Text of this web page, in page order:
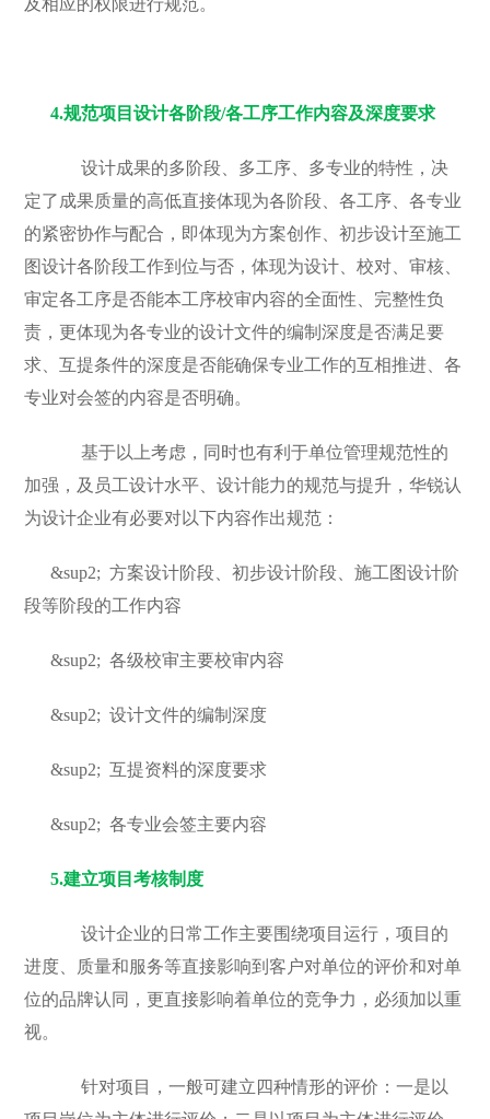
及相应的权限进行规范。
4.规范项目设计各阶段/各工序工作内容及深度要求
设计成果的多阶段、多工序、多专业的特性，决
定了成果质量的高低直接体现为各阶段、各工序、各专业
的紧密协作与配合，即体现为方案创作、初步设计至施工
图设计各阶段工作到位与否，体现为设计、校对、审核、
审定各工序是否能本工序校审内容的全面性、完整性负
责，更体现为各专业的设计文件的编制深度是否满足要
求、互提条件的深度是否能确保专业工作的互相推进、各
专业对会签的内容是否明确。
基于以上考虑，同时也有利于单位管理规范性的
加强，及员工设计水平、设计能力的规范与提升，华锐认
为设计企业有必要对以下内容作出规范：
&sup2;方案设计阶段、初步设计阶段、施工图设计阶
段等阶段的工作内容
&sup2;各级校审主要校审内容
&sup2;设计文件的编制深度
&sup2;互提资料的深度要求
&sup2;各专业会签主要内容
5.建立项目考核制度
设计企业的日常工作主要围绕项目运行，项目的
进度、质量和服务等直接影响到客户对单位的评价和对单
位的品牌认同，更直接影响着单位的竞争力，必须加以重
视。
针对项目，一般可建立四种情形的评价：一是以